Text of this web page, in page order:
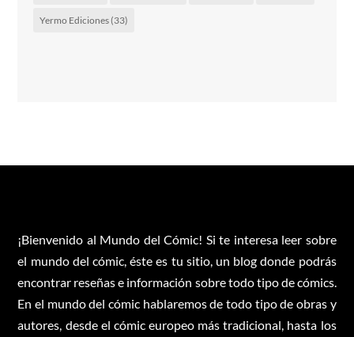
Yermo Ediciones(33)
¡Bienvenido al Mundo del Cómic! Si te interesa leer sobre
el mundo del cómic, éste es tu sitio, un blog donde podrás
encontrar reseñas e información sobre todo tipo de cómics.
En el mundo del cómic hablaremos de todo tipo de obras y
autores, desde el cómic europeo más tradicional, hasta los